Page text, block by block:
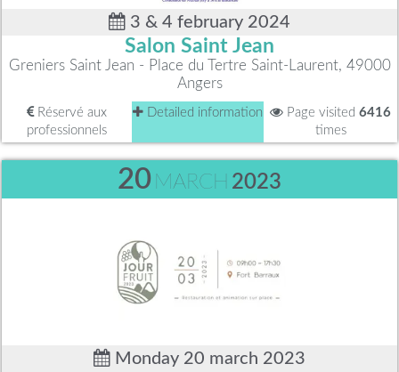
3 & 4 february 2024
Salon Saint Jean
Greniers Saint Jean - Place du Tertre Saint-Laurent, 49000
Angers
Réservé aux
professionnels
Detailed information Page visited 6416
times
20 MARCH 2023
Monday 20 march 2023